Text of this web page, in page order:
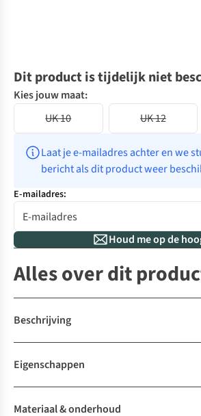
Dit product is tijdelijk niet
Kies jouw maat:
UK 10
UK 12
Laat je e-mailadres achter en we
bericht als dit product weer
E-mailadres:
Houd me op de
Alles over dit
Beschrijving
Eigenschappen
Materiaal & onderhoud